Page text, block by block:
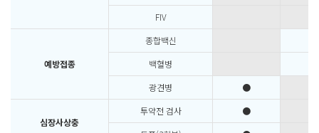
FIV
예방접종
종합백신
백혈병
광견병
●
심장사상충
투약전 검사
●